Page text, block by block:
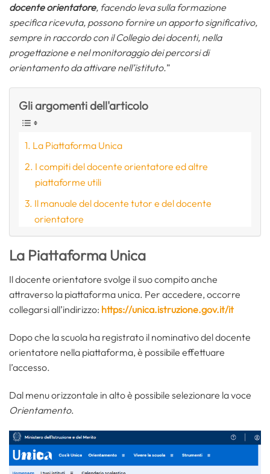
docente orientatore, facendo leva sulla formazione
specifica ricevuta, possono fornire un apporto significativo,
sempre in raccordo con il Collegio dei docenti, nella
progettazione e nel monitoraggio dei percorsi di
orientamento da attivare nell’istituto.”
Gli argomenti dell'articolo
La Piattaforma Unica
I compiti del docente orientatore ed altre
piattaforme utili
Il manuale del docente tutor e del docente
orientatore
La Piattaforma Unica
Il docente orientatore svolge il suo compito anche
attraverso la piattaforma unica. Per accedere, occorre
collegarsi all’indirizzo: https://unica.istruzione.gov.it/it
Dopo che la scuola ha registrato il nominativo del docente
orientatore nella piattaforma, è possibile effettuare
l’accesso.
Dal menu orizzontale in alto è possibile selezionare la voce
Orientamento.